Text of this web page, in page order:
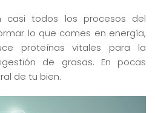
casi todos los procesos del
lo que comes en energía,
proteínas vitales para la
de grasas. En pocas
de tu bien.